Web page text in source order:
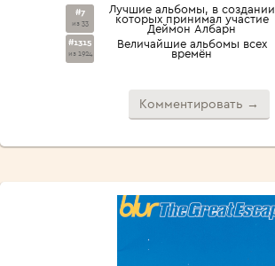
#7
из 33
Лучшие альбомы, в создании
которых принимал участие
Деймон Албарн
#1315
из 1924
Величайшие альбомы всех
времён
Комментировать →